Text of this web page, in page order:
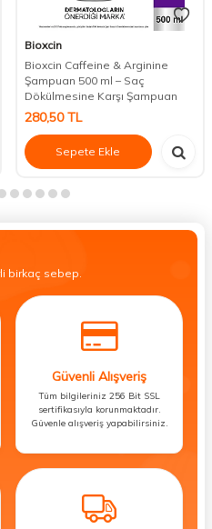
Bioxcin
Bioxcin Caffeine & Arginine
Şampuan 500 ml – Saç
Dökülmesine Karşı Şampuan
280,50TL
Sepete Ekle
birkaç sebep.
Güvenli Alışveriş
Tüm bilgileriniz 256 Bit SSL
sertifikasıyla korunmaktadır.
Güvenle alışveriş yapabilirsiniz.